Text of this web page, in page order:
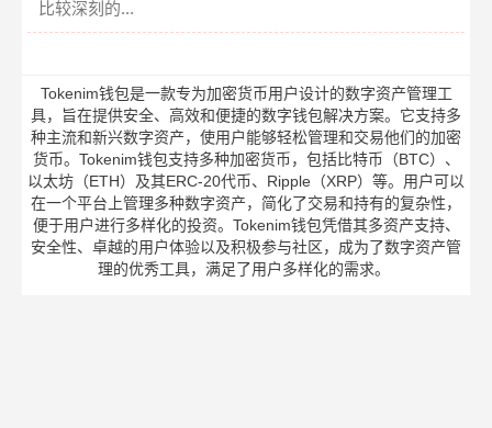
比较深刻的...
Tokenim钱包是一款专为加密货币用户设计的数字资产管理工
具，旨在提供安全、高效和便捷的数字钱包解决方案。它支持多
种主流和新兴数字资产，使用户能够轻松管理和交易他们的加密
货币。Tokenim钱包支持多种加密货币，包括比特币（BTC）、
以太坊（ETH）及其ERC-20代币、Ripple（XRP）等。用户可以
在一个平台上管理多种数字资产，简化了交易和持有的复杂性，
便于用户进行多样化的投资。Tokenim钱包凭借其多资产支持、
安全性、卓越的用户体验以及积极参与社区，成为了数字资产管
理的优秀工具，满足了用户多样化的需求。